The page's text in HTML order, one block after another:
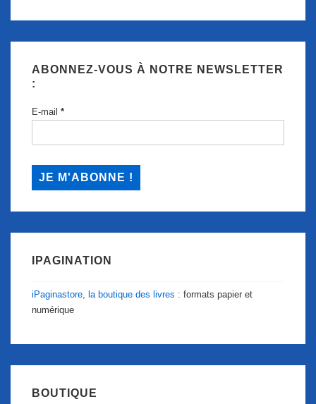
ABONNEZ-VOUS À NOTRE NEWSLETTER
:
E-mail *
IPAGINATION
iPaginastore, la boutique des livres : formats papier et
numérique
BOUTIQUE